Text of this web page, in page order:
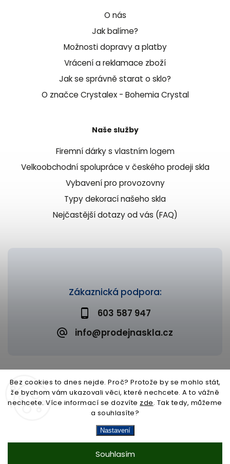
Bez cookies to dnes nejde. Proč? Protože by se mohlo stát,
že bychom vám ukazovali věci, které nechcete. A to vážně
nechcete. Více informací se dozvíte zde. Tak tedy, můžeme
a souhlasíte?
Nastavení
Souhlasím
Zákaznická podpora:
603 587 947
info@prodejnaskla.cz
O nás
Jak balíme?
Možnosti dopravy a platby
Vrácení a reklamace zboží
Jak se správně starat o sklo?
O značce Crystalex - Bohemia Crystal
Naše služby
Firemní dárky s vlastním logem
Velkoobchodní spolupráce v českého prodeji skla
Vybavení pro provozovny
Typy dekorací našeho skla
Nejčastější dotazy od vás (FAQ)
Copyright 2026Prodejna skla. Všechna práva vyhrazena.
Upravit nastavení cookies
Shoptet| Design